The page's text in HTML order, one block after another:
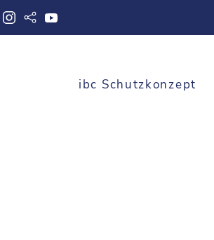
ibc Schutzkonzept